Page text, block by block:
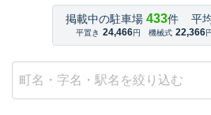
掲載中の駐車場 433件 平
平置き 24,466円 機械式 22,366